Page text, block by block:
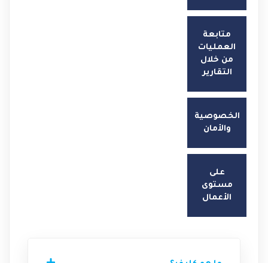
متابعة
العمليات
من خلال
التقارير
الخصوصية
والأمان
على
مستوى
الأعمال